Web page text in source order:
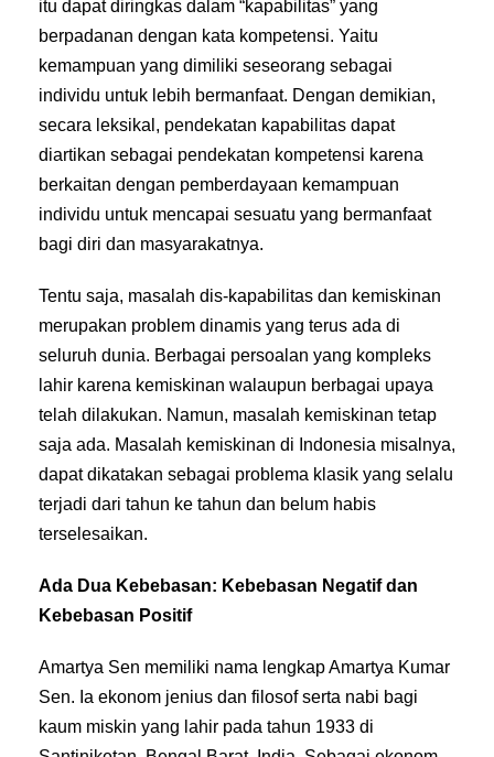
itu dapat diringkas dalam “kapabilitas” yang
berpadanan dengan kata kompetensi. Yaitu
kemampuan yang dimiliki seseorang sebagai
individu untuk lebih bermanfaat. Dengan demikian,
secara leksikal, pendekatan kapabilitas dapat
diartikan sebagai pendekatan kompetensi karena
berkaitan dengan pemberdayaan kemampuan
individu untuk mencapai sesuatu yang bermanfaat
bagi diri dan masyarakatnya.
Tentu saja, masalah dis-kapabilitas dan kemiskinan
merupakan problem dinamis yang terus ada di
seluruh dunia. Berbagai persoalan yang kompleks
lahir karena kemiskinan walaupun berbagai upaya
telah dilakukan. Namun, masalah kemiskinan tetap
saja ada. Masalah kemiskinan di Indonesia misalnya,
dapat dikatakan sebagai problema klasik yang selalu
terjadi dari tahun ke tahun dan belum habis
terselesaikan.
Ada Dua Kebebasan: Kebebasan Negatif dan
Kebebasan Positif
Amartya Sen memiliki nama lengkap Amartya Kumar
Sen. Ia ekonom jenius dan filosof serta nabi bagi
kaum miskin yang lahir pada tahun 1933 di